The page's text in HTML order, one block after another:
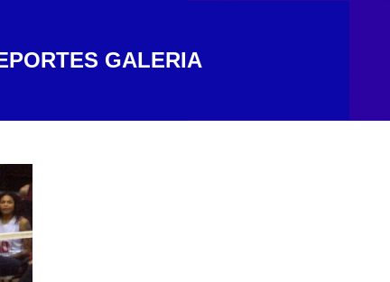
GALERIA